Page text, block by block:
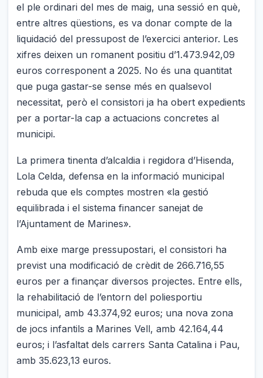
el ple ordinari del mes de maig, una sessió en què,
entre altres qüestions, es va donar compte de la
liquidació del pressupost de l’exercici anterior. Les
xifres deixen un romanent positiu d’1.473.942,09
euros corresponent a 2025. No és una quantitat
que puga gastar-se sense més en qualsevol
necessitat, però el consistori ja ha obert expedients
per a portar-la cap a actuacions concretes al
municipi.
La primera tinenta d’alcaldia i regidora d’Hisenda,
Lola Celda, defensa en la informació municipal
rebuda que els comptes mostren «la gestió
equilibrada i el sistema financer sanejat de
l’Ajuntament de Marines».
Amb eixe marge pressupostari, el consistori ha
previst una modificació de crèdit de 266.716,55
euros per a finançar diversos projectes. Entre ells,
la rehabilitació de l’entorn del poliesportiu
municipal, amb 43.374,92 euros; una nova zona
de jocs infantils a Marines Vell, amb 42.164,44
euros; i l’asfaltat dels carrers Santa Catalina i Pau,
amb 35.623,13 euros.